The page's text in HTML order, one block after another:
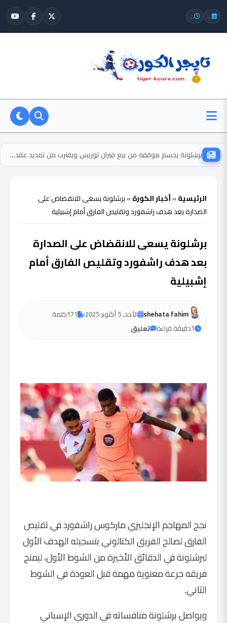
...
...
برشلونة يحسم موقفه من بيع فيران توريس ويقترب من تمديد عقده حتى إشعار آخر
الرئيسية»أخبار الكورة»برشلونة يسعى للانقضاض على
الصدارة بعد هدف راشفورد وتقليص الفارق أمام إشبيلية
برشلونة يسعى للانقضاض على الصدارة
بعد هدف راشفورد وتقليص الفارق أمام
إشبيلية
shehata fahim الأحد، 5 أكتوبر 2025 171كلمة
1دقيقة قراءة تعليق
نجح المهاجم الإنجليزي ماركوس راشفورد في تقليص
الفارق لصالح الفريق الكتالوني بتسجيله الهدف الأول
لبرشلونة في الدقائق الأخيرة من الشوط الأول، ليمنح
فريقه جرعة معنوية مهمة قبل العودة في الشوط
الثاني.
ويواصل برشلونة منافساته في الدوري الإسباني